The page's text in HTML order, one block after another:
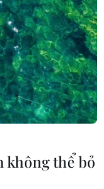
THANH
dụng
không thể bỏ